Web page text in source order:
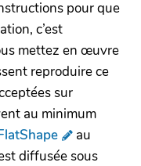
pour que
c’est
mettez en œuvre
reproduire ce
sur
au minimum
au
diffusée sous